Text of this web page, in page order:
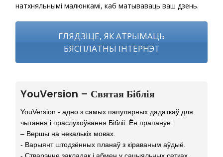
натхняльнымі малюнкамі, каб матываваць ваш дзень.
ГЛЯДЗІЦЕ, ЯК АТРЫМАЦЬ
БЯСПЛАТНЫ ІНТЕРНЭТ
YouVersion – Святая Біблія
YouVersion - адно з самых папулярных дадаткаў для
чытання і праслухоўвання Бібліі. Ён прапануе:
– Вершы на некалькіх мовах.
- Варыянт штодзённых планаў з кіраваным аўдыё.